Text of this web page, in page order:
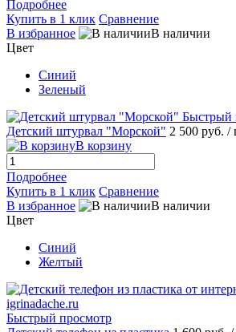
Подробнее
Купить в 1 клик Сравнение
В избранное
В наличии
Цвет
Синий
Зеленый
Быстрый
Детский штурвал "Морской" 2 500 руб. /
В корзину
Подробнее
Купить в 1 клик Сравнение
В избранное
В наличии
Цвет
Синий
Желтый
Быстрый просмотр